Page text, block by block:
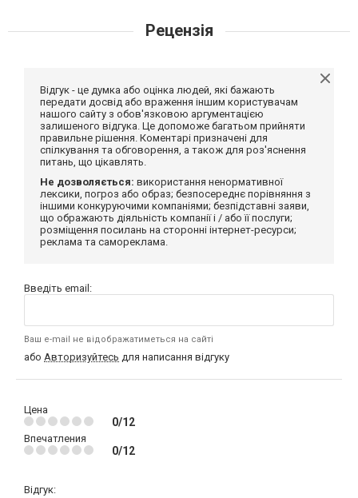
Рецензія
Відгук - це думка або оцінка людей, які бажають
передати досвід або враження іншим користувачам
нашого сайту з обов'язковою аргументацією
залишеного відгука. Це допоможе багатьом прийняти
правильне рішення. Коментарі призначені для
спілкування та обговорення, а також для роз'яснення
питань, що цікавлять.
Не дозволяється: використання ненормативної
лексики, погроз або образ; безпосереднє порівняння з
іншими конкуруючими компаніями; безпідставні заяви,
що ображають діяльність компанії і / або її послуги;
розміщення посилань на сторонні інтернет-ресурси;
реклама та самореклама.
Введіть email:
Ваш e-mail не відображатиметься на сайті
або Авторизуйтесь для написання відгуку
Цена
0/12
Впечатления
0/12
Відгук: